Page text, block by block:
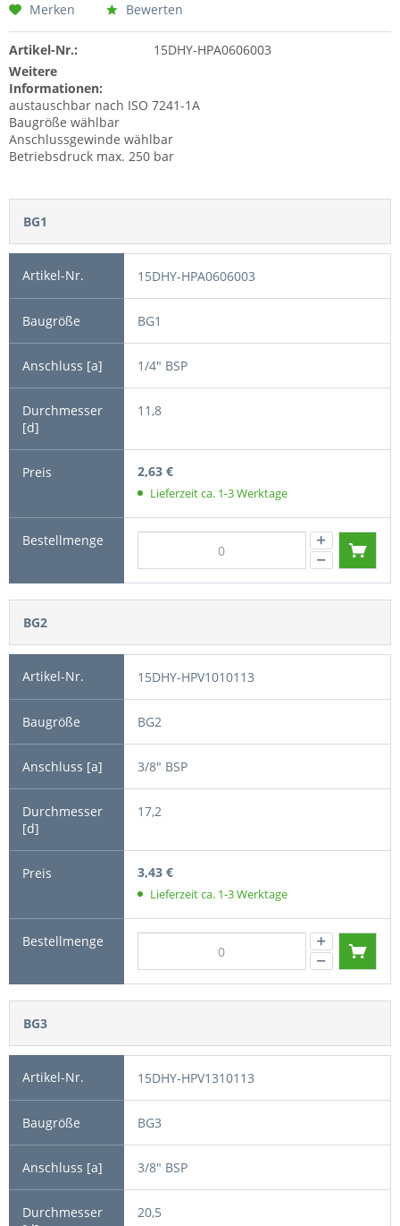
Merken Bewerten
Artikel-Nr.:
15DHY-HPA0606003
Weitere
Informationen:
austauschbar nach ISO 7241-1A
Baugröße wählbar
Anschlussgewinde wählbar
Betriebsdruck max. 250 bar
BG1
15DHY-HPA0606003
BG1
1/4" BSP
11,8
2,63 €
Lieferzeit ca. 1-3 Werktage
BG2
15DHY-HPV1010113
BG2
3/8" BSP
17,2
3,43 €
Lieferzeit ca. 1-3 Werktage
BG3
15DHY-HPV1310113
BG3
3/8" BSP
20,5